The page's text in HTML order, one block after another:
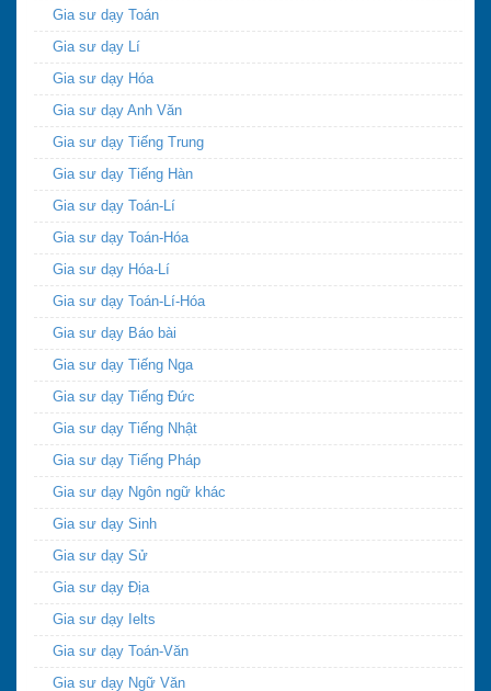
Hoàng Sĩ Hùng
Hiện là: Cử nhân
Gia sư dạy Toán
Gia sư dạy Lí
Gia sư dạy Hóa
Gia sư dạy Anh Văn
Gia sư dạy Tiếng Trung
Gia sư dạy Tiếng Hàn
Gia sư dạy Toán-Lí
Gia sư dạy Toán-Hóa
Gia sư dạy Hóa-Lí
Gia sư dạy Toán-Lí-Hóa
Gia sư dạy Báo bài
Gia sư dạy Tiếng Nga
Gia sư dạy Tiếng Đức
Gia sư dạy Tiếng Nhật
Gia sư dạy Tiếng Pháp
Gia sư dạy Ngôn ngữ khác
Gia sư dạy Sinh
Gia sư dạy Sử
Gia sư dạy Địa
Gia sư dạy Ielts
Gia sư dạy Toán-Văn
Gia sư dạy Ngữ Văn